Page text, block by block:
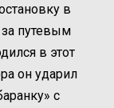
в
путевым
в этот
он ударил
с